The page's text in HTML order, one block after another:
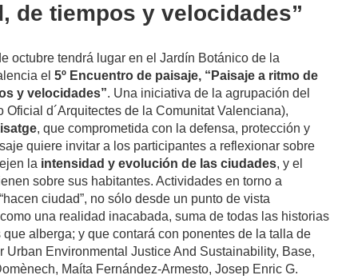
de tiempos y velocidades”
octubre tendrá lugar en el Jardín Botánico de la
el5º Encuentro de paisaje, “Paisaje a ritmo de
y velocidades”. Una iniciativa de la agrupación del
Oficial d´Arquitectes de la Comunitat Valenciana),
, que comprometida con la defensa, protección y
quiere invitar a los participantes a reflexionar sobre
la intensidad y evolución de las ciudades, y el
sobre sus habitantes. Actividades en torno a
ciudad”, no sólo desde un punto de vista
una realidad inacabada, suma de todas las historias
alberga; y que contará con ponentes de la talla de
Urban Environmental Justice And Sustainability, Base,
Maíta Fernández-Armesto, Josep Enric G.